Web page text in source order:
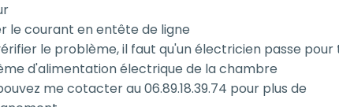
le courant en entête de ligne
le problème, il faut qu'un électricien passe
d'alimentation électrique de la chambre
me cotacter au 06.89.18.39.74 pour plus de